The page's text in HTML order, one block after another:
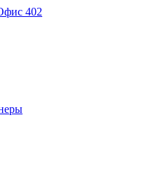
402